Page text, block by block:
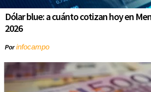
Dólar blue: a cuánto cotizan hoy en
2026
Porinfocampo